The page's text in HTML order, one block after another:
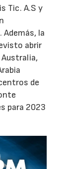
Tic. A.S y
la
abrir
de
para 2023